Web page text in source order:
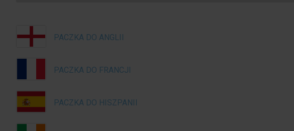
PACZKA DO ANGLII
PACZKA DO FRANCJI
PACZKA DO HISZPANII